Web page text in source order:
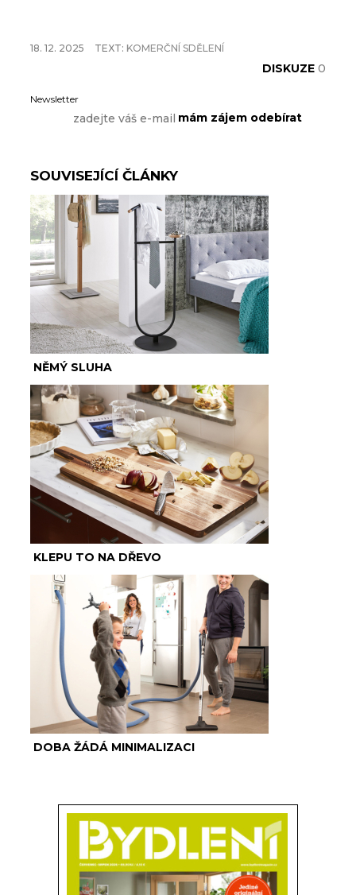
18. 12. 2025 TEXT: KOMERČNÍ SDĚLENÍ
DISKUZE 0
Newsletter
SOUVISEJÍCÍ ČLÁNKY
NĚMÝ SLUHA
KLEPU TO NA DŘEVO
DOBA ŽÁDÁ MINIMALIZACI